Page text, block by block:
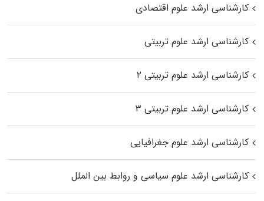
کارشناسی ارشد علوم اقتصادی
کارشناسی ارشد علوم تربیتی
کارشناسی ارشد علوم تربیتی ۲
کارشناسی ارشد علوم تربیتی ۳
کارشناسی ارشد علوم جغرافیایی
کارشناسی ارشد علوم سیاسی و روابط بین الملل